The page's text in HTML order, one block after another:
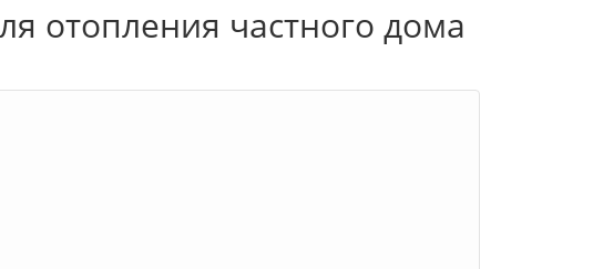
отопления частного дома